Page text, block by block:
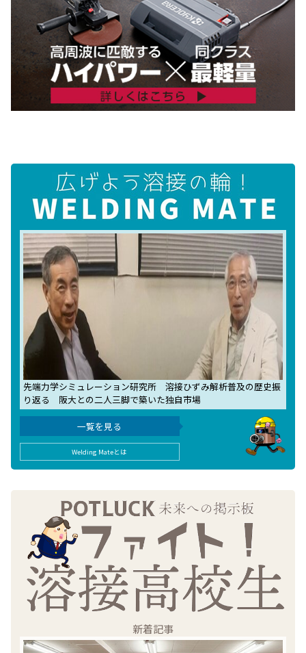
先端力学シミュレーション研究所 溶接ひずみ解析普及の歴史振
り返る 阪大との二人三脚で築いた独自市場
一覧を見る
Welding Mateとは
新着記事